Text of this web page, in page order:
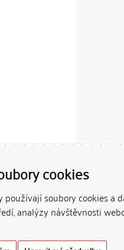
cookies
používají soubory cookies a
analýzy návštěvnosti